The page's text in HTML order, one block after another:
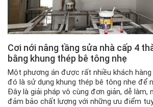
Cơi nới nâng tầng sửa nhà cấp 4
bằng khung thép bê tông nhẹ
Một phương án được rất nhiều khách
đó là sử dụng khung thép bê tông nhẹ để
Đây là giải pháp vô cùng đơn giản, dễ làm,
đảm bảo chất lượng với những ưu điểm